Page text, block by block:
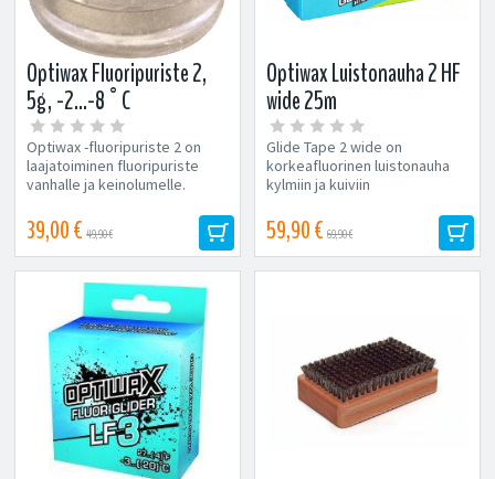
Optiwax Fluoripuriste 2,
5g, -2...-8°C
Optiwax -fluoripuriste 2 on
laajatoiminen fluoripuriste
vanhalle ja keinolumelle.
voidaan...
39,00 € 49,90 €
Optiwax Luistonauha 2 HF
wide 25m
(laskettelusuksille),
-5...-20°C
Glide Tape 2 wide on
korkeafluorinen luistonauha
kylmiin ja kuiviin
laskettelusuksille. Optiwaxin...
59,90 € 69,90 €